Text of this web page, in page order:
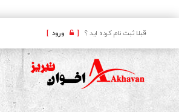
قبلا ثبت نام کرده اید ؟ [ ورود]